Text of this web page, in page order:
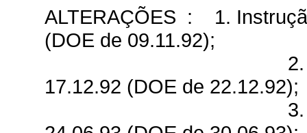
ALTERAÇÕES :
1.
(DOE de 09.11.92);
17.12.92 (DOE de 22.12.92);